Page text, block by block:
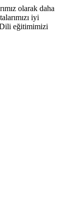
olarak daha
iyi
eğitimimizi